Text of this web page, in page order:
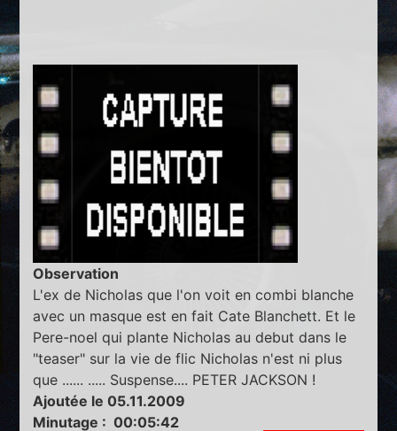
Observation
L'ex de Nicholas que l'on voit en combi blanche
avec un masque est en fait Cate Blanchett. Et le
Pere-noel qui plante Nicholas au debut dans le
"teaser" sur la vie de flic Nicholas n'est ni plus
que ...... ..... Suspense.... PETER JACKSON !
Ajoutée le 05.11.2009
Minutage : 00:05:42